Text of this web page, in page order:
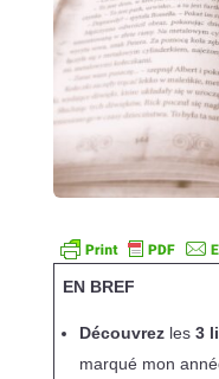
EN BREF
Découvrezles 3
marqué mon